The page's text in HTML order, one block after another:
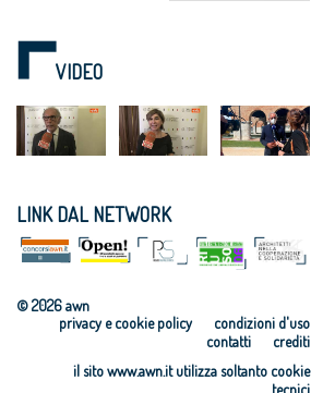
VIDEO
LINK DAL NETWORK
© 2026 awn
condizioni d'uso
privacy e cookie policy
crediti
contatti
il sito www.awn.it utilizza soltanto cookie